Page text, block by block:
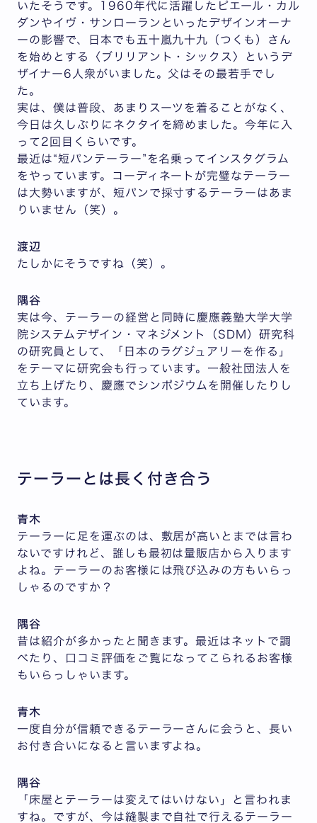
いたそうです。1960年代に活躍したピエール・カル
ダンやイヴ・サンローランといったデザインオーナ
ーの影響で、日本でも五十嵐九十九（つくも）さん
を始めとする〈ブリリアント・シックス〉というデ
ザイナー6人衆がいました。父はその最若手でし
た。
実は、僕は普段、あまりスーツを着ることがなく、
今日は久しぶりにネクタイを締めました。今年に入
って2回目くらいです。
最近は“短パンテーラー”を名乗ってインスタグラム
をやっています。コーディネートが完璧なテーラー
は大勢いますが、短パンで採寸するテーラーはあま
りいません（笑）。
渡辺
たしかにそうですね（笑）。
隅谷
実は今、テーラーの経営と同時に慶應義塾大学大学
院システムデザイン・マネジメント（SDM）研究科
の研究員として、「日本のラグジュアリーを作る」
をテーマに研究会も行っています。一般社団法人を
立ち上げたり、慶應でシンポジウムを開催したりし
ています。
テーラーとは長く付き合う
青木
テーラーに足を運ぶのは、敷居が高いとまでは言わ
ないですけれど、誰しも最初は量販店から入ります
よね。テーラーのお客様には飛び込みの方もいらっ
しゃるのですか？
隅谷
昔は紹介が多かったと聞きます。最近はネットで調
べたり、口コミ評価をご覧になってこられるお客様
もいらっしゃいます。
青木
一度自分が信頼できるテーラーさんに会うと、長い
お付き合いになると言いますよね。
隅谷
「床屋とテーラーは変えてはいけない」と言われま
すね。ですが、今は縫製まで自社で行えるテーラー